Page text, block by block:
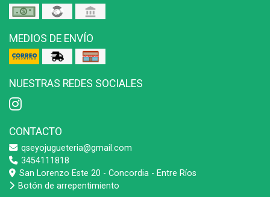
MEDIOS DE ENVÍO
NUESTRAS REDES SOCIALES
CONTACTO
qseyojugueteria@gmail.com
3454111818
San Lorenzo Este 20 - Concordia - Entre Ríos
Botón de arrepentimiento